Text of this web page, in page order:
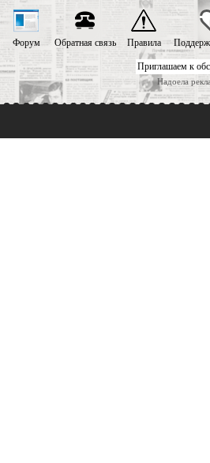
Приглашаем к
Надоела
Форум Обратная связь Правила